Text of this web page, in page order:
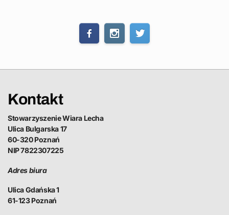
Kontakt
Stowarzyszenie Wiara Lecha
Ulica Bulgarska 17
60-320 Poznań
NIP 7822307225
Adres biura
Ulica Gdańska 1
61-123 Poznań